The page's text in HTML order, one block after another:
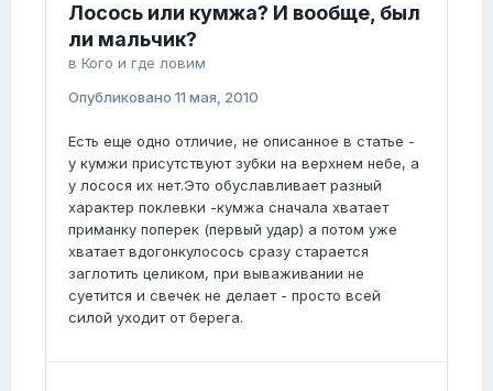
Лосось или кумжа? И вообще, был
ли мальчик?
в Кого и где ловим
Опубликовано 11 мая, 2010
Есть еще одно отличие, не описанное в статье -
у кумжи присутствуют зубки на верхнем небе, а
у лосося их нет.Это обуславливает разный
характер поклевки -кумжа сначала хватает
приманку поперек (первый удар) а потом уже
хватает вдогонкулосось сразу старается
заглотить целиком, при вываживании не
суетится и свечек не делает - просто всей
силой уходит от берега.